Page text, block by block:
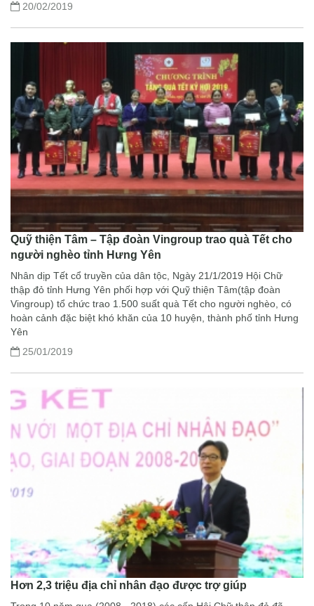
20/02/2019
Quỹ thiện Tâm – Tập đoàn Vingroup trao quà Tết cho
người nghèo tỉnh Hưng Yên
Nhân dịp Tết cổ truyền của dân tộc, Ngày 21/1/2019 Hội Chữ
thập đỏ tỉnh Hưng Yên phối hợp với Quỹ thiện Tâm(tập đoàn
Vingroup) tổ chức trao 1.500 suất quà Tết cho người nghèo, có
hoàn cảnh đặc biệt khó khăn của 10 huyện, thành phố tỉnh Hưng
Yên
25/01/2019
Hơn 2,3 triệu địa chỉ nhân đạo được trợ giúp